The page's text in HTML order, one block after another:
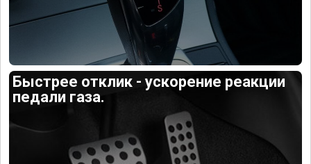
Быстрее отклик - ускорение реакции
педали газа.